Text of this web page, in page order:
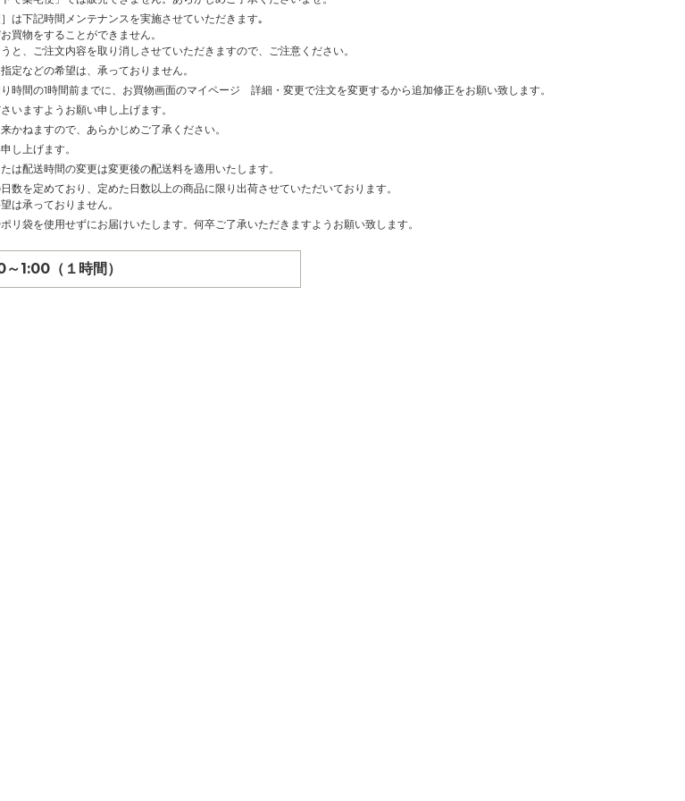
は下記時間メンテナンスを実施させていただきます｡
買物をすることができません。
と、ご注文内容を取り消しさせていただきますので、ご注意ください。
定などの希望は、承っておりません。
時間の1時間前までに、お買物画面のマイページ 詳細・変更で注文を変更するから追加修正をお願い致します。
いますようお願い申し上げます。
かねますので、あらかじめご了承ください。
し上げます。
は配送時間の変更は変更後の配送料を適用いたします。
数を定めており、定めた日数以上の商品に限り出荷させていただいております。
は承っておりません。
リ袋を使用せずにお届けいたします。何卒ご了承いただきますようお願い致します。
1:00（１時間）